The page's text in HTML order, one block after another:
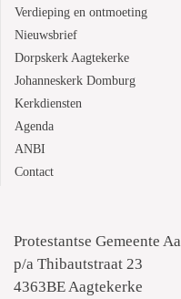
Verdieping en ontmoeting
Nieuwsbrief
Dorpskerk Aagtekerke
Johanneskerk Domburg
Kerkdiensten
Agenda
ANBI
Contact
Protestantse Gemeente
p/a Thibautstraat 23
4363BE Aagtekerke